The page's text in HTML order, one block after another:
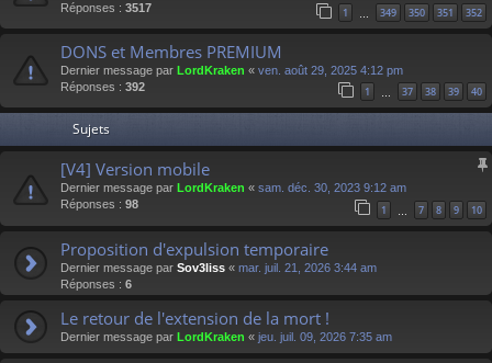
Réponses : 3517 1 … 349 350 351 352
DONS et Membres PREMIUM
Dernier message par LordKraken « ven. août 29, 2025 4:12 pm
Réponses : 392 1 … 37 38 39 40
Sujets
[V4] Version mobile
Dernier message par LordKraken « sam. déc. 30, 2023 9:12 am
Réponses : 98 1 7 8 9 10
Proposition d'expulsion temporaire
Dernier message par Sov3liss « mar. juil. 21, 2026 3:44 am
Réponses : 6
Le retour de l'extension de la mort !
Dernier message par LordKraken « jeu. juil. 09, 2026 7:35 am